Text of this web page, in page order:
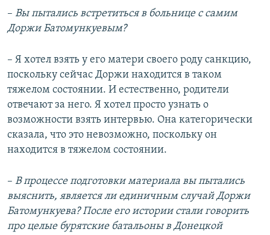
–​ Вы пытались встретиться в больнице с самим
Доржи Батомункуевым?
– Я хотел взять у его матери своего роду санкцию,
поскольку сейчас Доржи находится в таком
тяжелом состоянии. И естественно, родители
отвечают за него. Я хотел просто узнать о
возможности взять интервью. Она категорически
сказала, что это невозможно, поскольку он
находится в тяжелом состоянии.
–​ В процессе подготовки материала вы пытались
выяснить, является ли единичным случай Доржи
Батомункуева? После его истории стали говорить
про целые бурятские батальоны в Донецкой